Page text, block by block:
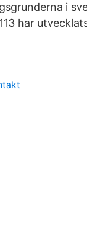
i
har